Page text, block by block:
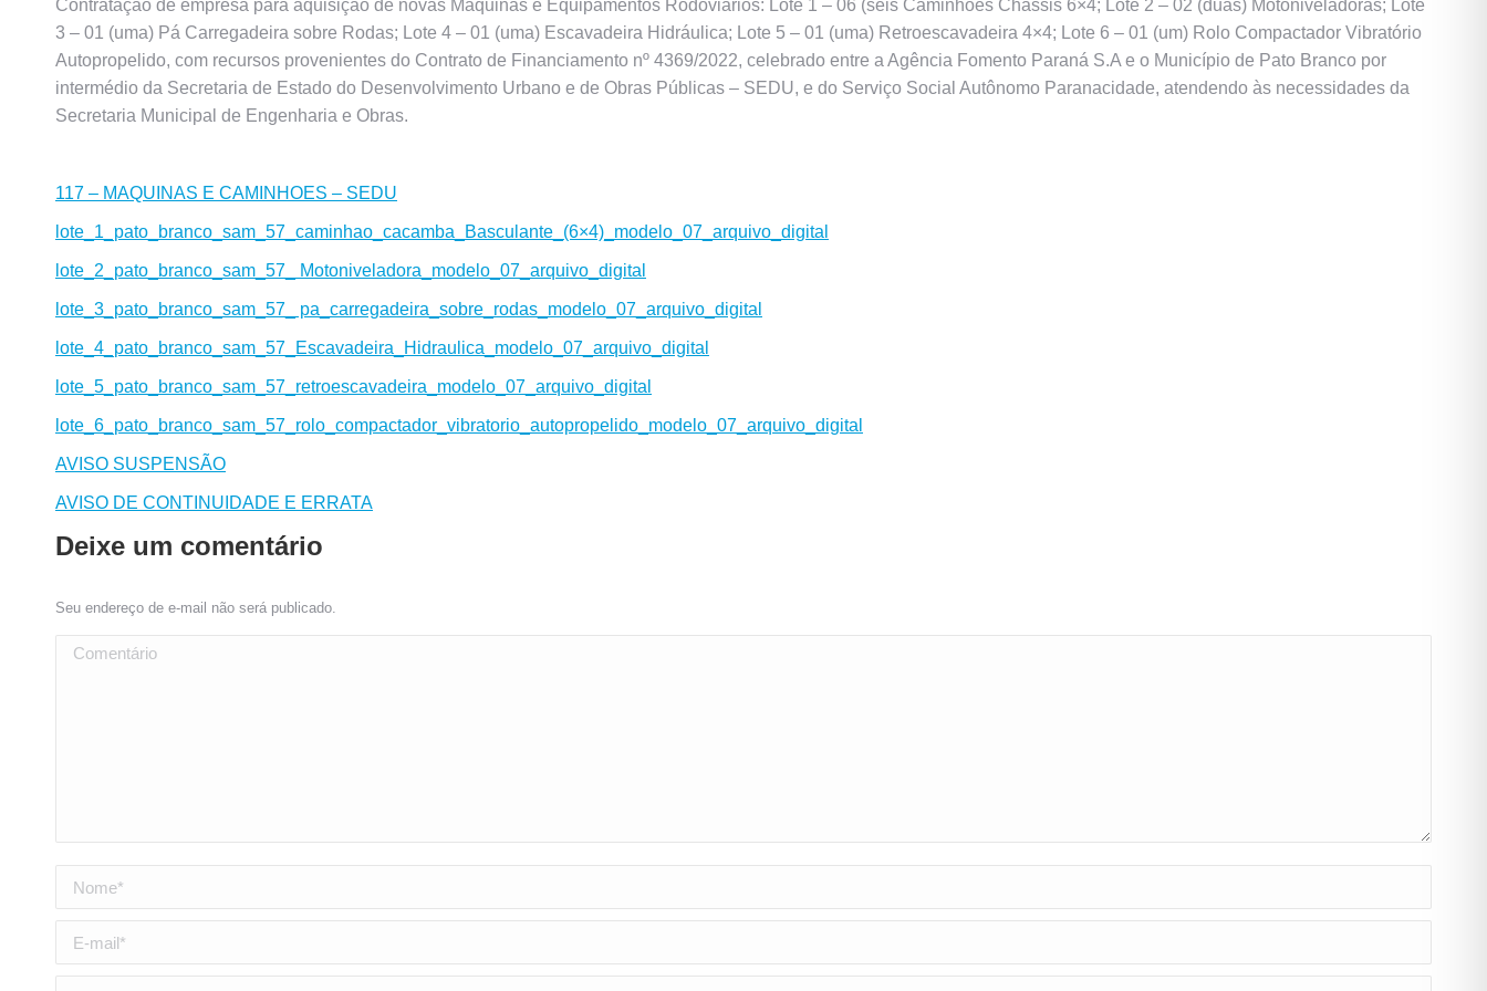
Contratação de empresa para aquisição de novas Máquinas e Equipamentos Rodoviários: Lote 1 – 06 (seis Caminhões Chassis 6×4; Lote 2 – 02 (duas) Motoniveladoras; Lote
3 – 01 (uma) Pá Carregadeira sobre Rodas; Lote 4 – 01 (uma) Escavadeira Hidráulica; Lote 5 – 01 (uma) Retroescavadeira 4×4; Lote 6 – 01 (um) Rolo Compactador Vibratório
Autopropelido, com recursos provenientes do Contrato de Financiamento nº 4369/2022, celebrado entre a Agência Fomento Paraná S.A e o Município de Pato Branco por
intermédio da Secretaria de Estado do Desenvolvimento Urbano e de Obras Públicas – SEDU, e do Serviço Social Autônomo Paranacidade, atendendo às necessidades da
Secretaria Municipal de Engenharia e Obras.
117 – MAQUINAS E CAMINHOES – SEDU
lote_1_pato_branco_sam_57_caminhao_cacamba_Basculante_(6×4)_modelo_07_arquivo_digital
lote_2_pato_branco_sam_57_ Motoniveladora_modelo_07_arquivo_digital
lote_3_pato_branco_sam_57_ pa_carregadeira_sobre_rodas_modelo_07_arquivo_digital
lote_4_pato_branco_sam_57 _Escavadeira_Hidraulica _modelo_07_arquivo_digital
lote_5_pato_branco_sam_57_retroescavadeira_modelo_07_arquivo_digital
lote_6_pato_branco_sam_57_rolo_compactador_vibratorio_autopropelido_modelo_07_arquivo_digital
AVISO SUSPENSÃO
AVISO DE CONTINUIDADE E ERRATA
Deixe um comentário
Seu endereço de e-mail não será publicado.
Comentário
Nome *
E-mail *